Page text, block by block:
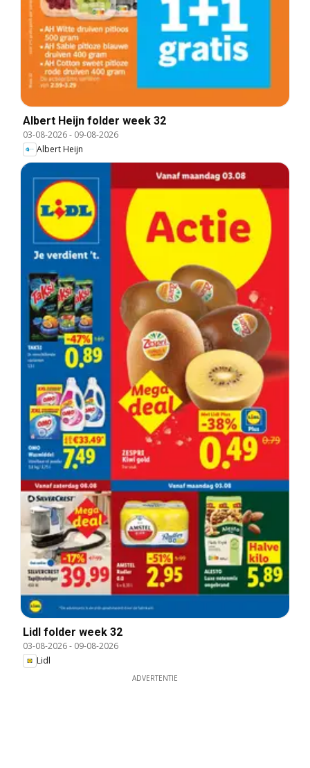
Albert Heijn folder week 32
03-08-2026- 09-08-2026
Albert Heijn
Lidl folder week 32
03-08-2026- 09-08-2026
Lidl
ADVERTENTIE